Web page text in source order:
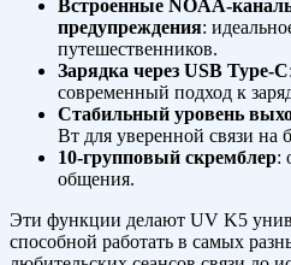
Встроенные NOAA-
предупреждения:
путешественников.
Зарядка через USB Type-C
современный подход к
Стабильный уровень
Вт для уверенной связи на
10-групповый скремблер:
общения.
Эти функции делают UV K5
способной работать в самых